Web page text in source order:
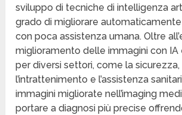
sviluppo di tecniche di intelligenza
grado di migliorare
con poca assistenza umana. Oltre
miglioramento delle immagini con IA
per diversi settori, come la sicurezza,
l’intrattenimento e l’assistenza
immagini migliorate nell’imaging
portare a diagnosi più precise